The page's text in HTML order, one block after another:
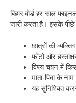
बिहार बोर्ड हर साल
जारी करता है। इसके
छात्रों की
फोटो और
विषय चयन में
माता-पिता के
यह सुनिश्चित